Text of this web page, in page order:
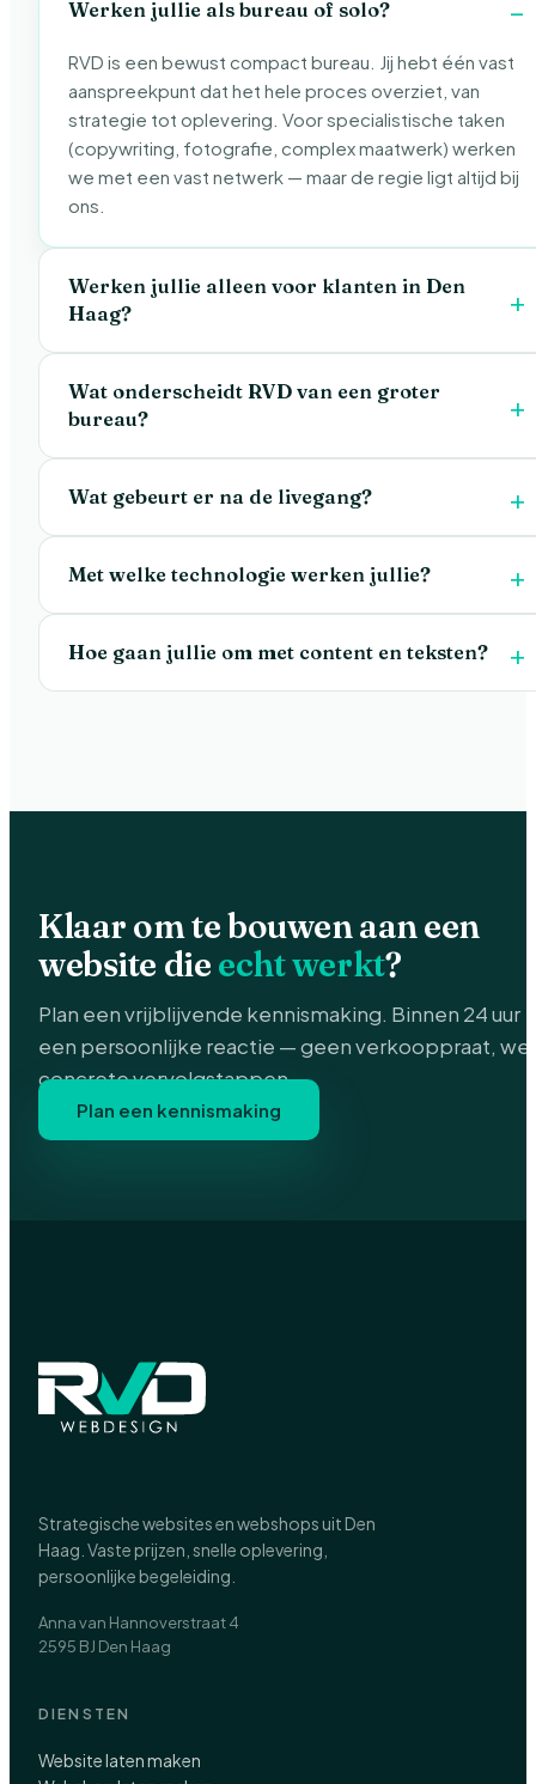
Werken jullie als bureau of solo?
RVD is een bewust compact bureau. Jij hebt één vast
aanspreekpunt dat het hele proces overziet, van
strategie tot oplevering. Voor specialistische taken
(copywriting, fotografie, complex maatwerk) werken
we met een vast netwerk — maar de regie ligt altijd bij
ons.
Werken jullie alleen voor klanten in Den
Haag?
Wat onderscheidt RVD van een groter
bureau?
Wat gebeurt er na de livegang?
Met welke technologie werken jullie?
Hoe gaan jullie om met content en teksten?
Klaar om te bouwen aan een
website die echt werkt?
Plan een vrijblijvende kennismaking. Binnen 24 uur
een persoonlijke reactie — geen verkooppraat, wel
concrete vervolgstappen.
Plan een kennismaking
Strategische websites en webshops uit Den
Haag. Vaste prijzen, snelle oplevering,
persoonlijke begeleiding.
Anna van Hannoverstraat 4
2595 BJ Den Haag
DIENSTEN
Website laten maken